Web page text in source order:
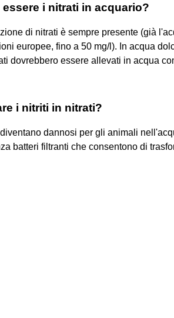
i nitrati in acquario?
di nitrati è sempre presente (già
europee, fino a 50 mg/l). In acqua
dovrebbero essere allevati in acqua
i nitriti in nitrati?
diventano dannosi per gli animali
batteri filtranti che consentono di